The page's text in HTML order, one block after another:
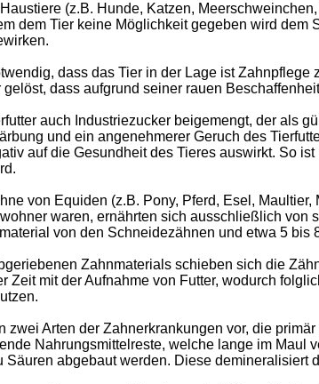
(z.B. Hunde, Katzen,
dem Tier keine Möglichkeit gegeben wird
dass das Tier in der Lage ist
dass aufgrund seiner rauen
auch Industriezucker beigemengt, der als
und ein angenehmerer Geruch des
auf die Gesundheit des Tieres auswirkt. So
von Equiden (z.B. Pony, Pferd, Esel,
waren, ernährten sich ausschließlich
von den Schneidezähnen und etwa 5
Zahnmaterials schieben sich die
Zeit mit der Aufnahme von Futter, wodurch
zwei Arten der Zahnerkrankungen vor, die
Nahrungsmittelreste, welche lange im
Säuren abgebaut werden. Diese demineralisiert